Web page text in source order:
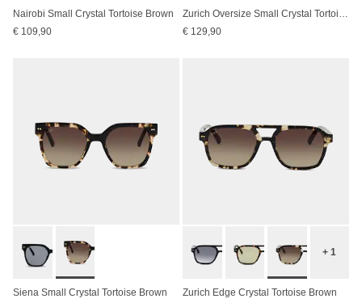
Nairobi Small Crystal Tortoise Brown
€ 109,90
Zurich Oversize Small Crystal Tortoise Brown
€ 129,90
Siena Small Crystal Tortoise Brown
+ 1
Zurich Edge Crystal Tortoise Brown